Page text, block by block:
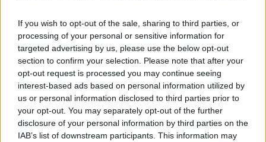
If you wish to opt-out of the sale, sharing to third parties, or
processing of your personal or sensitive information for
targeted advertising by us, please use the below opt-out
section to confirm your selection. Please note that after your
opt-out request is processed you may continue seeing
interest-based ads based on personal information utilized by
us or personal information disclosed to third parties prior to
your opt-out. You may separately opt-out of the further
disclosure of your personal information by third parties on the
IAB’s list of downstream participants. This information may
Πετρέλαιο θέρμανσης: Σταθερές οι τιμές σε σχέση
με πέρυσι - Τι αλλάζει με το νέο έτος
Οικονομία
21 Σεπ 2025 17:26
Μισθοί, συντάξεις, επιδόματα: Όλες οι αυξήσεις
μέχρι τον Απρίλιο 2026